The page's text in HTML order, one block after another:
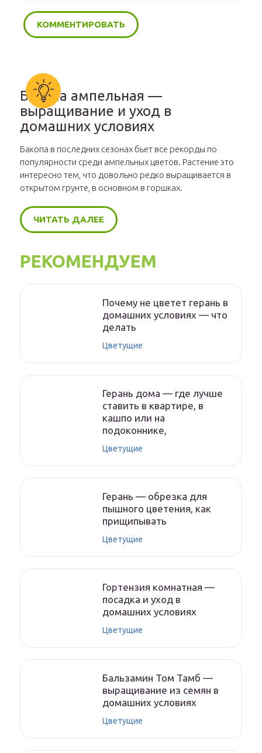
Бакопа ампельная —
выращивание и уход в
домашних условиях
Бакопа в последних сезонах бьет все рекорды по
популярности среди ампельных цветов. Растение это
интересно тем, что довольно редко выращивается в
открытом грунте, в основном в горшках.
ЧИТАТЬ ДАЛЕЕ
РЕКОМЕНДУЕМ
Почему не цветет герань в
домашних условиях — что
делать
Цветущие
Герань дома — где лучше
ставить в квартире, в
кашпо или на
подоконнике,
Цветущие
Герань — обрезка для
пышного цветения, как
прищипывать
Цветущие
Гортензия комнатная —
посадка и уход в
домашних условиях
Цветущие
Бальзамин Том Тамб —
выращивание из семян в
домашних условиях
Цветущие